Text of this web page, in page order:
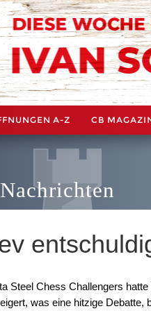
A-Z CB
Steel Chess Challengers
was eine hitzige Debatte,